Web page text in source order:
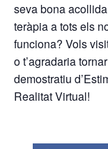
seva bona
teràpia a tots els
funciona? Vols
o t’agradaria
demostratiu
Realitat Virtual!